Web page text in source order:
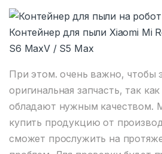
Контейнер для пыли Xiaomi Mi
S6 MaxV / S5 Max
При этом. очень важно, чтобы
оригинальная запчасть, так
обладают нужным качеством.
купить продукцию от
сможет прослужить на